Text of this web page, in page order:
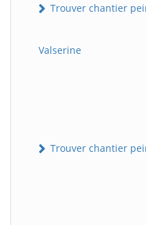
Trouver chantier
Valserine
Trouver chantier